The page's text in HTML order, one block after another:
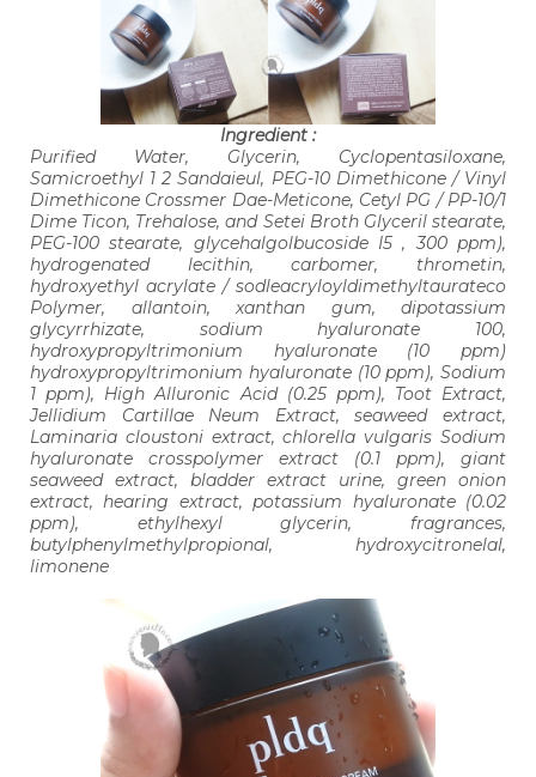
Ingredient :
Purified Water, Glycerin, Cyclopentasiloxane,
Samicroethyl 1 2 Sandaieul, PEG-10 Dimethicone / Vinyl
Dimethicone Crossmer Dae-Meticone, Cetyl PG / PP-10/1
Dime Ticon, Trehalose, and Setei Broth Glyceril stearate,
PEG-100 stearate, glycehalgolbucoside I5 , 300 ppm),
hydrogenated lecithin, carbomer, thrometin,
hydroxyethyl acrylate / sodleacryloyldimethyltaurateco
Polymer, allantoin, xanthan gum, dipotassium
glycyrrhizate, sodium hyaluronate 100,
hydroxypropyltrimonium hyaluronate (10 ppm)
hydroxypropyltrimonium hyaluronate (10 ppm), Sodium
1 ppm), High Alluronic Acid (0.25 ppm), Toot Extract,
Jellidium Cartillae Neum Extract, seaweed extract,
Laminaria cloustoni extract, chlorella vulgaris Sodium
hyaluronate crosspolymer extract (0.1 ppm), giant
seaweed extract, bladder extract urine, green onion
extract, hearing extract, potassium hyaluronate (0.02
ppm), ethylhexyl glycerin, fragrances,
butylphenylmethylpropional, hydroxycitronelal,
limonene